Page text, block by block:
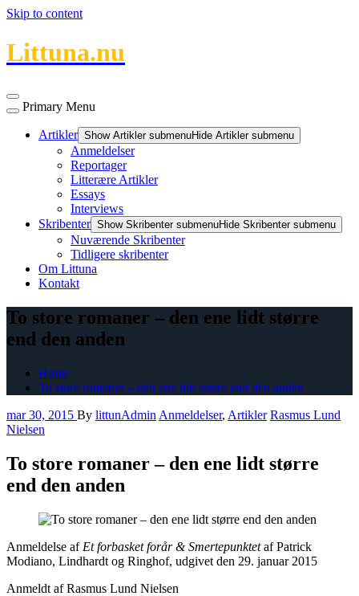
Skip to content
Littuna.nu
Primary Menu
Artikler Show Artikler submenuHide Artikler submenu
Anmeldelser
Reportager
Litterære Artikler
Essays
Interviews
Skribenter Show Skribenter submenuHide Skribenter submenu
Nuværende Skribenter
Tidligere skribenter
Om Littuna
Kontakt
To store romaner – den ene lidt større
end den anden
Home
To store romaner – den ene lidt større end den anden
mar 30, 2015 By littunAdmin Anmeldelser, Artikler Rasmus Lund
Nielsen
To store romaner – den ene lidt større
end den anden
Anmeldelse af Et forbasket forår & Smertepunktetaf Patrick
Modiano, Lindhardt og Ringhof, udgivet den 29. januar 2015
Anmeldt af Rasmus Lund Nielsen